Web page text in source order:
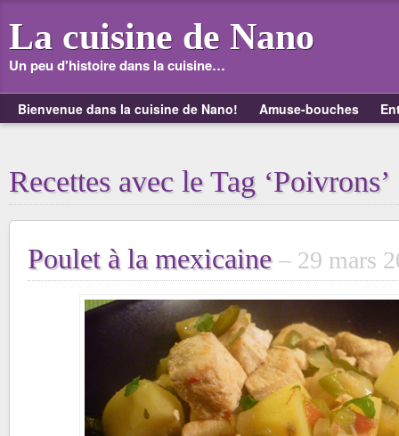
La cuisine de Nano
Un peu d'histoire dans la cuisine…
Bienvenue dans la cuisine de Nano! Amuse-bouches
Recettes avec le Tag ‘Poivrons’
Poulet à la mexicaine 29 mars